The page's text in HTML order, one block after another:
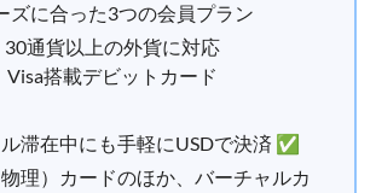
ズに合った3つの会員プラン
30通貨以上の外貨に対応
Visa搭載デビットカード
滞在中にも手軽にUSDで決済 ✅
理）カードのほか、バーチャルカ